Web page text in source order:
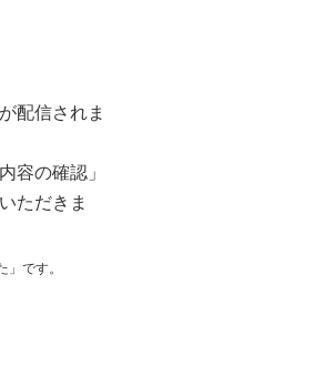
配信されま
容の確認」
ただきま
です。